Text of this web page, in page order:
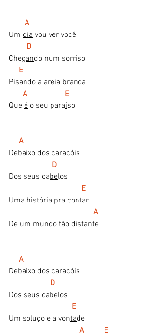
A
Um dia vou ver você
  D
Chegando num sorriso
E
Pisando a areia branca
  A                   E
Que é o seu paraíso
A
Debaixo dos caracóis
D
Dos seus cabelos
E
Uma história pra contar
  A
De um mundo tão distante
A
Debaixo dos caracóis
D
Dos seus cabelos
  E
Um soluço e a vontade
  A          E